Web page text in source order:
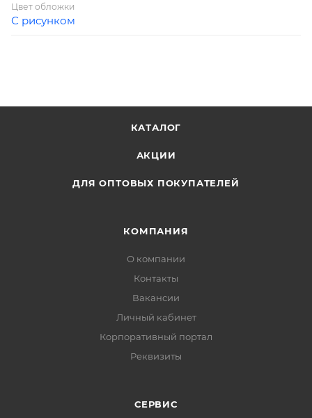
Цвет обложки
С рисунком
КАТАЛОГ
АКЦИИ
ДЛЯ ОПТОВЫХ ПОКУПАТЕЛЕЙ
КОМПАНИЯ
О компании
Контакты
Вакансии
Личный кабинет
Корпоративный портал
Реквизиты
СЕРВИС